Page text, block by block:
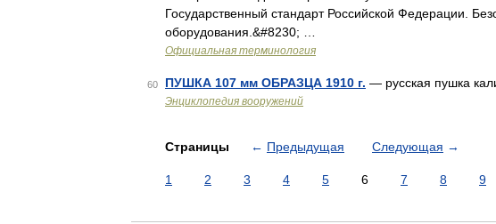
Государственный стандарт Российской Федерации.
оборудования.&#8230; …
Официальная терминология
60 ПУШКА 107 мм ОБРАЗЦА 1910 г. — русская пушка
Энциклопедия вооружений
Страницы ← Предыдущая Следующая →
1 2 3 4 5 6 7 8 9